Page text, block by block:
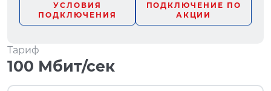
УСЛОВИЯ
ПОДКЛЮЧЕНИЯ
ПОДКЛЮЧЕНИЕ ПО
АКЦИИ
Тариф
100 Мбит/сек